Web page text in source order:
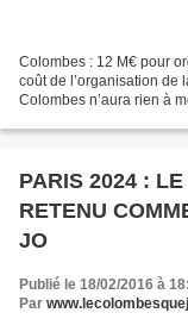
Colombes : 12 M€ pour
coût de l’organisation de
Colombes n’aura rien à
PARIS 2024 :
RETENU
JO
Publié le 18/02/2016 à
Par